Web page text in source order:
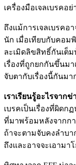
เครื่องมือเจลเบรคอย่
ถึงแม้การเจลเบรคอ
นัก เมื่อเทียบกับคอม
ละเมิดลิขสิทธิ์กันเต็ม
เรื่องที่ถูกยกกันขึ้นม
จับตากับเรื่องนี้กันม
เราเรียนรู้อะไรจากข่
เบรคเป็นเรื่องที่ผิดก
ที่มาพร้อมหลังจากกา
ถ้าจะตามจับคงลำบา
ถึงและอาจจะเอามา